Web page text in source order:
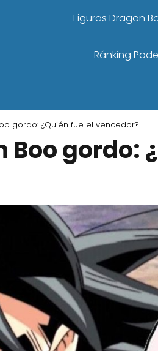
Figuras Dragon
Ránking
gordo: ¿Quién fue el vencedor?
gordo: